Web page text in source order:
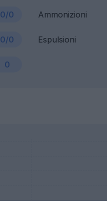
0/0 Ammonizioni
0/0 Espulsioni
0